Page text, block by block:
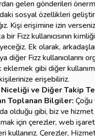
gelen gönderileri
sosyal özellikleri
Kişi erişimine izin
bir Fizz kullanıcısının
Ek olarak,
diğer Fizz kullanıcılarını
eklemek gibi diğer
erişebiliriz.
ve Diğer Takip
Toplanan Bilgiler:
olduğu gibi, biz ve hizmet
için çerezler, web
kullanırız. Çerezler,